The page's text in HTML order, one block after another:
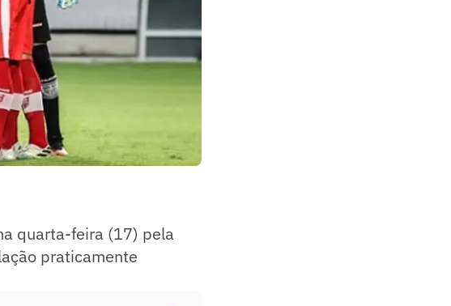
quarta-feira (17) pela
praticamente